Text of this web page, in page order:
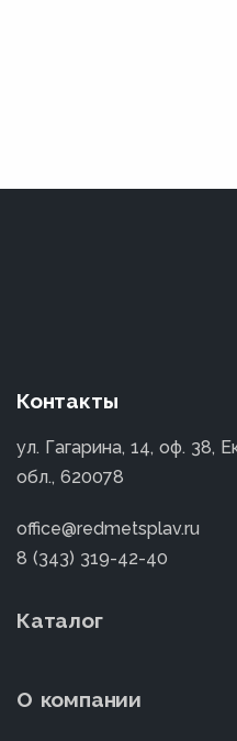
Контакты
ул. Гагарина, 14, оф. 38,
обл., 620078
office@redmetsplav.ru
8 (343) 319-42-40
Каталог
О компании